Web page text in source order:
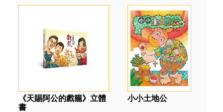
《天賜阿公的戲籠》立體
書
小小土地公